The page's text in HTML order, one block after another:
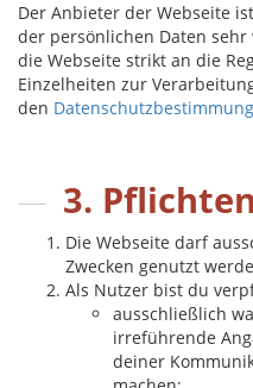
Der Anbieter der Webseite
der persönlichen Daten
die Webseite strikt an die
Einzelheiten zur
den
3.
Die Webseite darf
Zwecken genutzt
Als Nutzer bist du
ausschließlich
irreführende
deiner